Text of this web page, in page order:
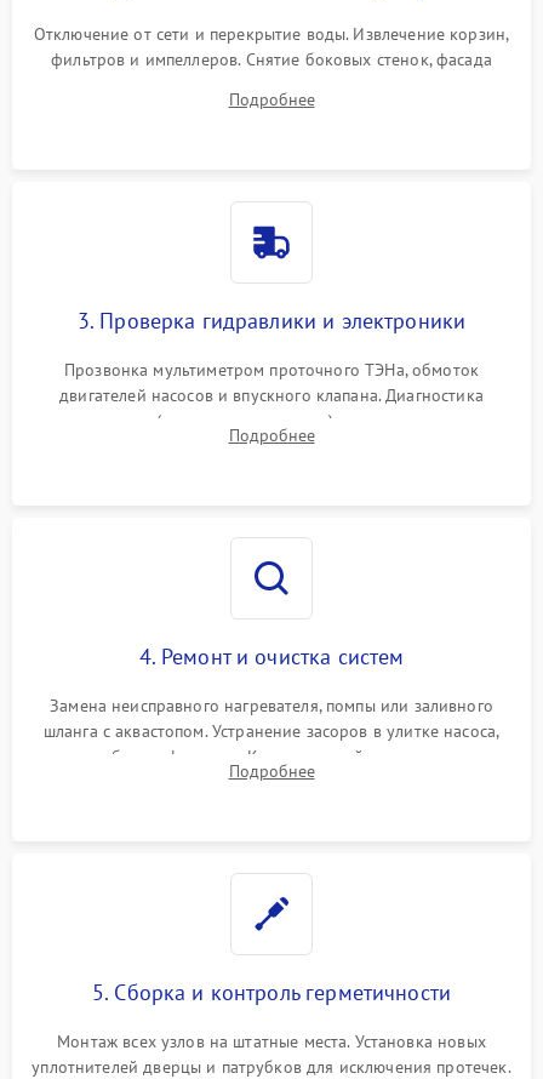
Отключение от сети и перекрытие воды. Извлечение корзин,
фильтров и импеллеров. Снятие боковых стенок, фасада
циркуляционному насосу, ТЭНу и сливной помпе.
Подробнее
3. Проверка гидравлики и электроники
Прозвонка мультиметром проточного ТЭНа, обмоток
двигателей насосов и впускного клапана. Диагностика
прессостата (датчика уровня воды), датчика мутности,
концевика дверцы и электронного модуля управления.
Подробнее
4. Ремонт и очистка систем
Замена неисправного нагревателя, помпы или заливного
шланга с аквастопом. Устранение засоров в улитке насоса,
патрубках и фильтрах. Компонентный ремонт платы
управления, восстановление поврежденной проводки.
Подробнее
5. Сборка и контроль герметичности
Монтаж всех узлов на штатные места. Установка новых
уплотнителей дверцы и патрубков для исключения протечек.